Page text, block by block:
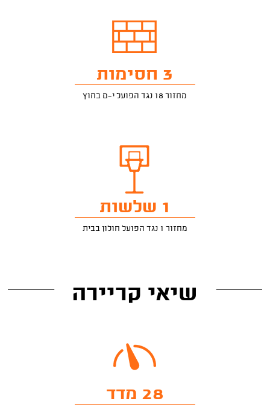
3 חסימות
מחזור 18 נגד הפועל י-ם בחוץ
1 שלשות
מחזור 1 נגד הפועל חולון בבית
שיאי קריירה
28 מדד